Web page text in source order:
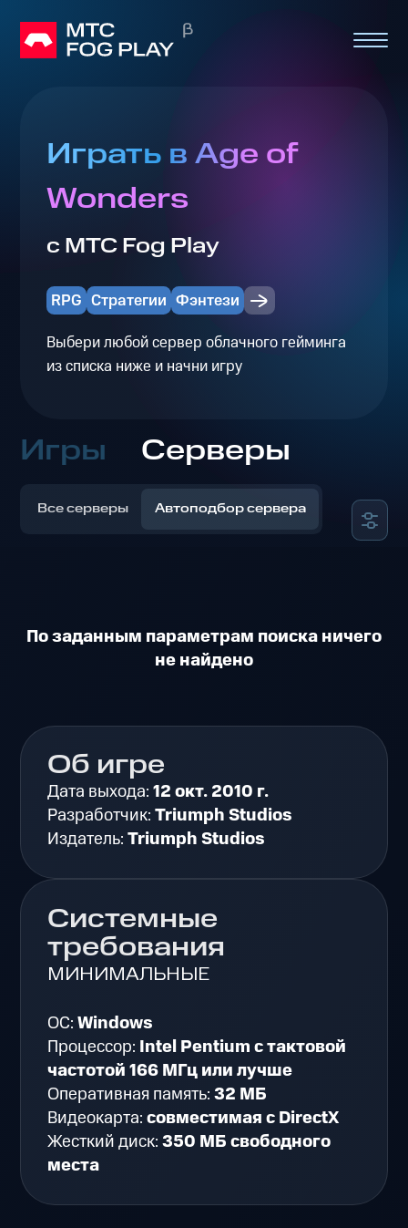
Играть в Age of
Wonders
с МТС Fog Play
RPG Стратегии Фэнтези
Выбери любой сервер облачного гейминга
из списка ниже и начни игру
Игры Серверы
Все серверы Автоподбор сервера
По заданным параметрам поиска ничего
не найдено
Об игре
Дата выхода:12 окт. 2010 г.
Разработчик:Triumph Studios
Издатель:Triumph Studios
Системные
требования
МИНИМАЛЬНЫЕ
ОС:Windows
Процессор: Intel Pentium c тактовой
частотой 166 МГц или лучше
Оперативная память:32 МБ
Видеокарта:совместимая с DirectX
Жесткий диск:350 МБ свободного
места